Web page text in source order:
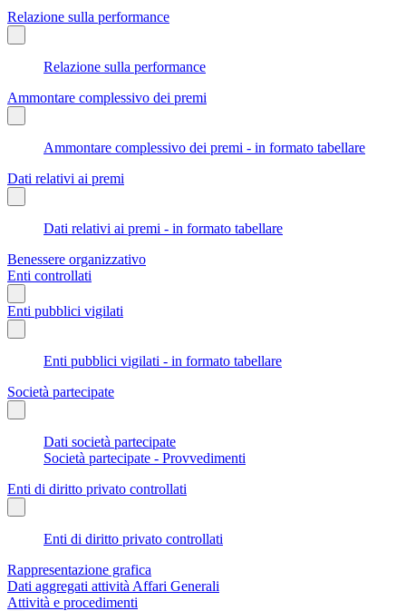
Relazione sulla performance
Relazione sulla performance
Ammontare complessivo dei premi
Ammontare complessivo dei premi - in formato tabellare
Dati relativi ai premi
Dati relativi ai premi - in formato tabellare
Benessere organizzativo
Enti controllati
Enti pubblici vigilati
Enti pubblici vigilati - in formato tabellare
Società partecipate
Dati società partecipate
Società partecipate - Provvedimenti
Enti di diritto privato controllati
Enti di diritto privato controllati
Rappresentazione grafica
Dati aggregati attività Affari Generali
Attività e procedimenti